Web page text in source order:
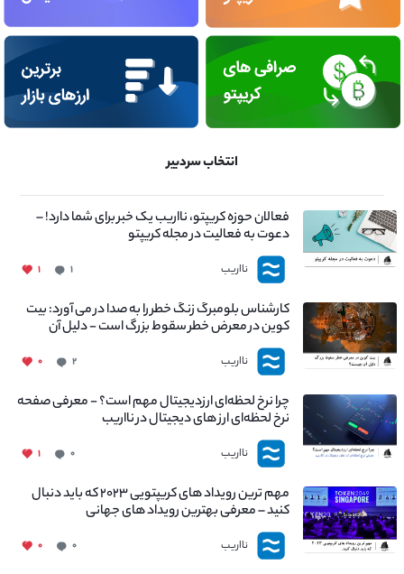
انتخاب سردبیر
فعالان حوزه کریپتو، نااریب یک خبر برای شما دارد! –
دعوت به فعالیت در مجله کریپتو
نااریب ۱ ۱
کارشناس بلومبرگ زنگ خطر را به صدا در می آورد: بیت
کوین در معرض خطر سقوط بزرگ است - دلیل آن
چیست؟
نااریب ۲ ۰
چرا نرخ لحظه‌ای ارزدیجیتال مهم است؟ - معرفی صفحه
نرخ لحظه‌ای ارز های دیجیتال در نااریب
نااریب ۰ ۱
مهم ترین رویداد های کریپتویی ۲۰۲۳ که باید دنبال
کنید – معرفی بهترین رویداد های جهانی
نااریب ۰ ۰